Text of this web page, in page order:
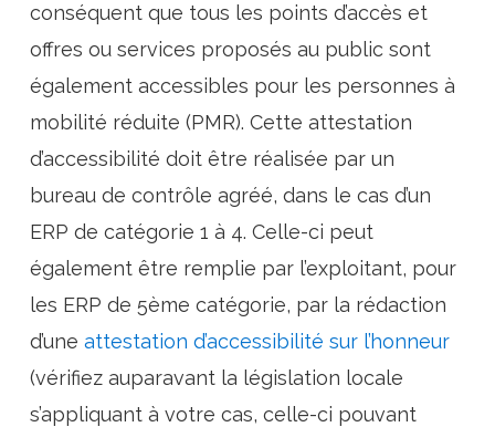
conséquent que tous les points d’accès et
offres ou services proposés au public sont
également accessibles pour les personnes à
mobilité réduite (PMR). Cette attestation
d’accessibilité doit être réalisée par un
bureau de contrôle agréé, dans le cas d’un
ERP de catégorie 1 à 4. Celle-ci peut
également être remplie par l’exploitant, pour
les ERP de 5ème catégorie, par la rédaction
d’une attestation d’accessibilité sur l’honneur
(vérifiez auparavant la législation locale
s’appliquant à votre cas, celle-ci pouvant